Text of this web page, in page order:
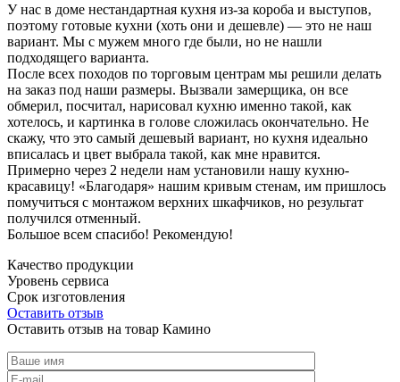
У нас в доме нестандартная кухня из-за короба и выступов,
поэтому готовые кухни (хоть они и дешевле) — это не наш
вариант. Мы с мужем много где были, но не нашли
подходящего варианта.
После всех походов по торговым центрам мы решили делать
на заказ под наши размеры. Вызвали замерщика, он все
обмерил, посчитал, нарисовал кухню именно такой, как
хотелось, и картинка в голове сложилась окончательно. Не
скажу, что это самый дешевый вариант, но кухня идеально
вписалась и цвет выбрала такой, как мне нравится.
Примерно через 2 недели нам установили нашу кухню-
красавицу! «Благодаря» нашим кривым стенам, им пришлось
помучиться с монтажом верхних шкафчиков, но результат
получился отменный.
Большое всем спасибо! Рекомендую!
Качество продукции
Уровень сервиса
Срок изготовления
Оставить отзыв
Оставить отзыв на товар Камино